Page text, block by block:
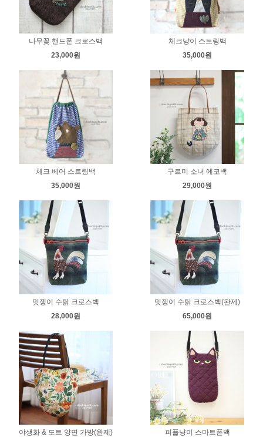
나무꽃 핸드폰 크로스백
23,000원
체크냥이 스트링백
35,000원
체크 베어 스트링백
35,000원
구르미 소녀 에코백
29,000원
멋쟁이 수탉 크로스백
28,000원
멋쟁이 수탉 크로스백(완제)
65,000원
야생화 & 도트 양면 가방(완제)
퍼플냥이 스마트폰백